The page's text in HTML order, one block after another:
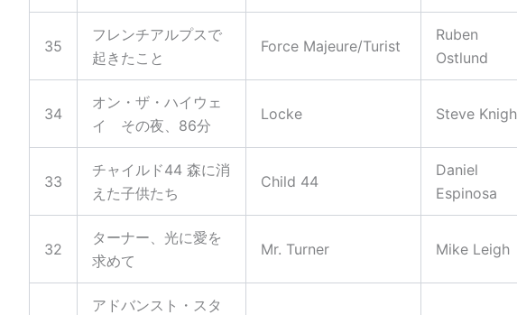
35
フレンチアルプスで
起きたこと
Force Majeure/Turist
Ruben
Ostlund
34
オン・ザ・ハイウェ
イ その夜、86分
Locke Steve
33
チャイルド44 森に消
えた子供たち
Child 44
Daniel
Espinosa
32
ターナー、光に愛を
求めて
Mr. Turner Mike Leigh
アドバンスト・スタ